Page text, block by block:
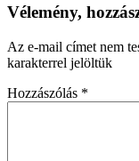
Vélemény,
Az e-mail címet nem
karakterrel jelöltük
Hozzászólás *